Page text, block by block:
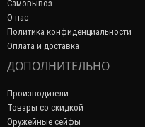
Самовывоз
О нас
Политика конфиденциальности
Оплата и доставка
ДОПОЛНИТЕЛЬНО
Производители
Товары со скидкой
Оружейные сейфы